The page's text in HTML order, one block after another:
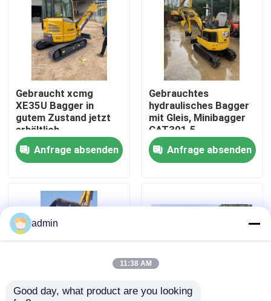
Videos
Über uns
Werksbesichtigung
Qualitätskontrolle
Bitte um ein Angebot
Straßenbaumaschinen
Gebrauchte Baumaschinen
Gebraucht xcmg
XE35U Bagger in
gutem Zustand jetzt
erhältlich
Anfrage absenden
Gebrauchtes
hydraulisches Bagger
mit Gleis, Minibagger
CAT301.5
Ausfuhrverkauf
Anfrage absenden
admin
11:38 AM
Good day, what product are you looking